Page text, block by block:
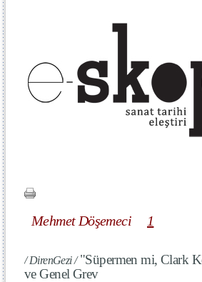
Mehmet Döşemeci 1
/ DirenGezi /"Süpermen mi, Clark
ve Genel Grev